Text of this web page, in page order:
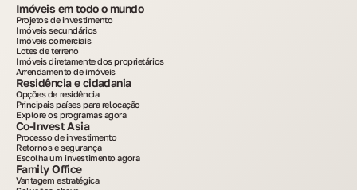
Imóveis em todo o mundo
Projetos de investimento
Imóveis secundários
Imóveis comerciais
Lotes de terreno
Imóveis diretamente dos proprietários
Arrendamento de imóveis
Residência e cidadania
Opções de residência
Principais países para relocação
Explore os programas agora
Co-Invest Asia
Processo de investimento
Retornos e segurança
Escolha um investimento agora
Family Office
Vantagem estratégica